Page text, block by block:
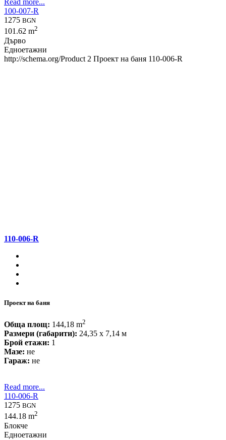
Read more...
100-007-R
1275 BGN
101.62 m2
Дърво
Едноетажни
http://schema.org/Product 2 Проект на баня 110-006-R
110-006-R
Проект на баня
Обща площ: 144,18 m2
Размери (габарити): 24,35 x 7,14 м
Брой етажи: 1
Мазе: не
Гараж: не
Read more...
110-006-R
1275 BGN
144.18 m2
Блокче
Едноетажни